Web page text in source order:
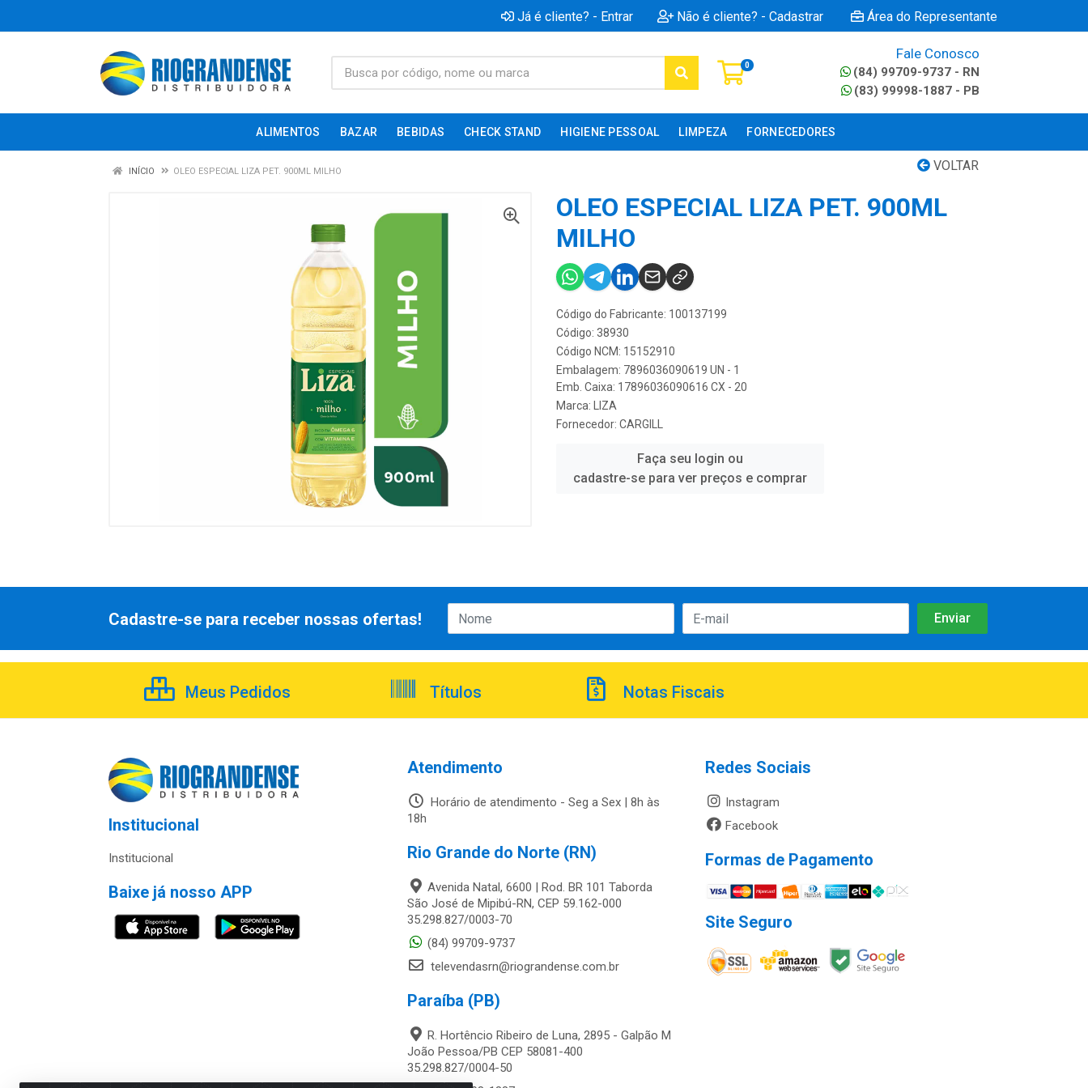
Já é cliente? - Entrar Não é cliente? - Cadastrar Área do Representante
0
Fale Conosco
(84) 99709-9737 - RN
(83) 99998-1887 - PB
ALIMENTOS BAZAR BEBIDAS CHECK STAND HIGIENE PESSOAL LIMPEZA FORNECEDORES
VOLTAR
INÍCIO OLEO ESPECIAL LIZA PET. 900ML MILHO
OLEO ESPECIAL LIZA PET. 900ML
MILHO
Código do Fabricante: 100137199
Código: 38930
Código NCM: 15152910
Embalagem: 7896036090619 UN - 1
Emb. Caixa: 17896036090616 CX - 20
Marca:
LIZA
Fornecedor: CARGILL
Faça seu login ou
cadastre-se para ver preços e comprar
Cadastre-se para receber nossas ofertas!
Meus Pedidos Títulos Notas Fiscais
Institucional
Institucional
Baixe já nosso APP
Atendimento
Horário de atendimento - Seg a Sex | 8h às
18h
Rio Grande do Norte (RN)
Avenida Natal, 6600 | Rod. BR 101 Taborda
São José de Mipibú-RN, CEP 59.162-000
35.298.827/0003-70
(84) 99709-9737
televendasrn@riograndense.com.br
Paraíba (PB)
R. Hortêncio Ribeiro de Luna, 2895 - Galpão M
João Pessoa/PB CEP 58081-400
35.298.827/0004-50
Redes Sociais
Instagram
Facebook
Formas de Pagamento
Site Seguro